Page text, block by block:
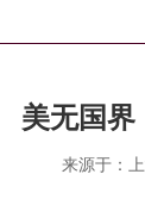
美无国
来源于：